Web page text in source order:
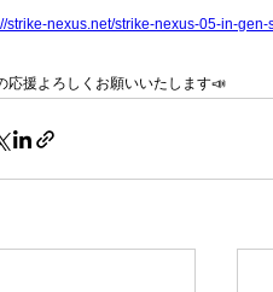
strike-nexus.net/strike-nexus-05-in-
応援よろしくお願いいたします📣